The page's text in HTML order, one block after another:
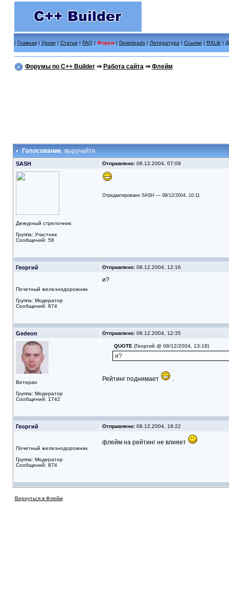
| Главная| Уроки | Статьи | FAQ| Форум | Downloads| Литература | Ссылки | RXLib |
Форумы по C++ Builder⇒ Работа сайта⇒ Флейм
Голосование, выручайте
SASH Отправлено:08.12.2004, 07:09
Дежурный стрелочник
Группа: Участник
Сообщений: 58
Отредактировано SASH — 08/12/2004, 10:11
Георгий Отправлено:08.12.2004, 12:16
Почетный железнодорожник
Группа: Модератор
Сообщений: 874
и?
Gedeon Отправлено:08.12.2004, 12:35
Ветеран
Группа: Модератор
Сообщений: 1742
QUOTE (Георгий @ 08/12/2004, 13:18)
и?
Рейтинг поднимает .
Георгий Отправлено:08.12.2004, 18:22
Почетный железнодорожник
Группа: Модератор
Сообщений: 874
флейм на рейтинг не влияет
Вернуться в Флейм